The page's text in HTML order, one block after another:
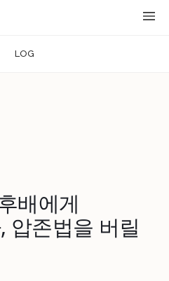
LOG
배에게
압존법을 버릴